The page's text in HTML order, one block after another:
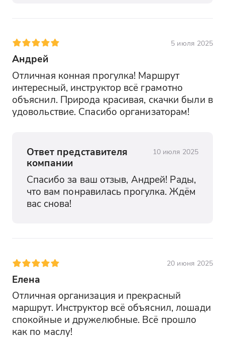
5 июля 2025
Андрей
Отличная конная прогулка! Маршрут
интересный, инструктор всё грамотно
объяснил. Природа красивая, скачки были в
удовольствие. Спасибо организаторам!
Ответ представителя
компании
10 июля 2025
Спасибо за ваш отзыв, Андрей! Рады,
что вам понравилась прогулка. Ждём
вас снова!
20 июня 2025
Елена
Отличная организация и прекрасный
маршрут. Инструктор всё объяснил, лошади
спокойные и дружелюбные. Всё прошло
как по маслу!